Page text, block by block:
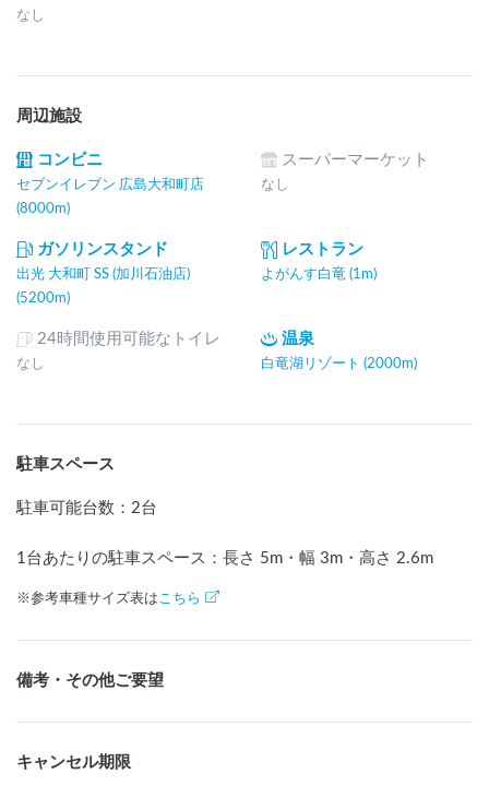
なし
周辺施設
コンビニ
セブンイレブン 広島大和町店
(8000m)
スーパーマーケット
なし
ガソリンスタンド
出光 大和町 SS (加川石油店)
(5200m)
レストラン
よがんす白竜 (1m)
24時間使用可能なトイレ
なし
温泉
白竜湖リゾート (2000m)
駐車スペース
駐車可能台数 ： 2台
1台あたりの駐車スペース：長さ 5m ・幅 3m ・高さ 2.6m
※参考車種サイズ表は こちら
備考・その他ご要望
キャンセル期限